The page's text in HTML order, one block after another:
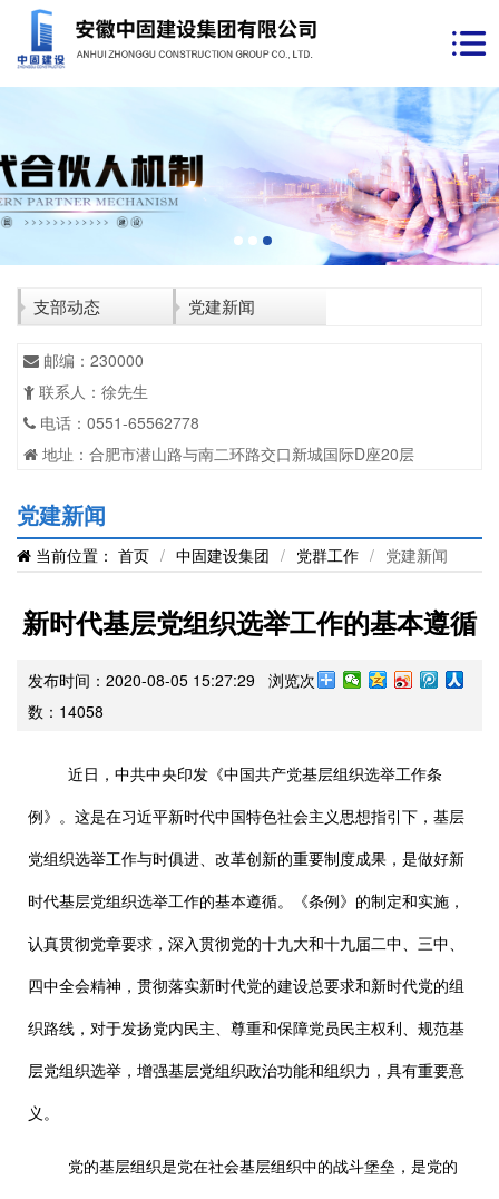
支部动态 党建新闻
邮编：230000
联系人：徐先生
电话：0551-65562778
地址：合肥市潜山路与南二环路交口新城国际D座20层
党建新闻
当前位置： 首页 / 中固建设集团 / 党群工作 / 党建新闻
新时代基层党组织选举工作的基本遵循
发布时间：2020-08-05 15:27:29 浏览次
数： 14058
近日，中共中央印发《中国共产党基层组织选举工作条
例》。这是在习近平新时代中国特色社会主义思想指引下，基层
党组织选举工作与时俱进、改革创新的重要制度成果，是做好新
时代基层党组织选举工作的基本遵循。《条例》的制定和实施，
认真贯彻党章要求，深入贯彻党的十九大和十九届二中、三中、
四中全会精神，贯彻落实新时代党的建设总要求和新时代党的组
织路线，对于发扬党内民主、尊重和保障党员民主权利、规范基
层党组织选举，增强基层党组织政治功能和组织力，具有重要意
义。
党的基层组织是党在社会基层组织中的战斗堡垒，是党的